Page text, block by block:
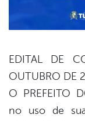
EDITAL DE
OUTUBRO DE
O PREFEITO
no uso de